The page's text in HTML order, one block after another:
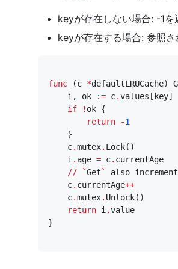
keyが存在しない場合: -1を
keyが存在する場合: 参照
func (c *defaultLRUCache)
i, ok := c.values [ key]
if
! ok {
return
-1
}
c.mutex. Lock()
i. age = c. currentAge
//
`Get ` also increment
c. currentAge++
c.mutex. Unlock()
return i.value
}